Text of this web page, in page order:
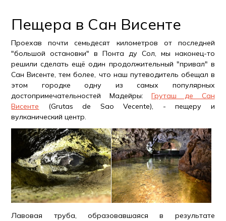
Пещера в Сан Висенте
Проехав почти семьдесят километров от последней
"большой остановки" в Понта ду Сол, мы наконец-то
решили сделать ещё один продолжительный "привал" в
Сан Висенте, тем более, что наш путеводитель обещал в
этом городке одну из самых популярных
достопримечательностей Мадейры: Груташ де Сан
Висенте (Grutas de Sao Vecente), - пещеру и
вулканический центр.
Лавовая труба, образовавшаяся в результате